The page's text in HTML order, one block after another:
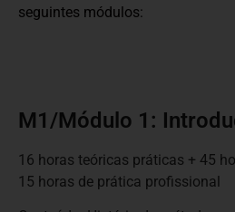
seguintes módulos:
M1/Módulo 1:
16 horas teóricas práticas + 45
15 horas de prática profissional